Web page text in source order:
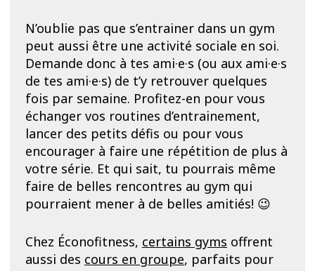
N’oublie pas que s’entrainer dans un gym
peut aussi être une activité sociale en soi.
Demande donc à tes ami·e·s (ou aux ami·e·s
de tes ami·e·s) de t’y retrouver quelques
fois par semaine. Profitez-en pour vous
échanger vos routines d’entrainement,
lancer des petits défis ou pour vous
encourager à faire une répétition de plus à
votre série. Et qui sait, tu pourrais même
faire de belles rencontres au gym qui
pourraient mener à de belles amitiés! 😉
Chez Éconofitness, certains gyms offrent
aussi des cours en groupe, parfaits pour